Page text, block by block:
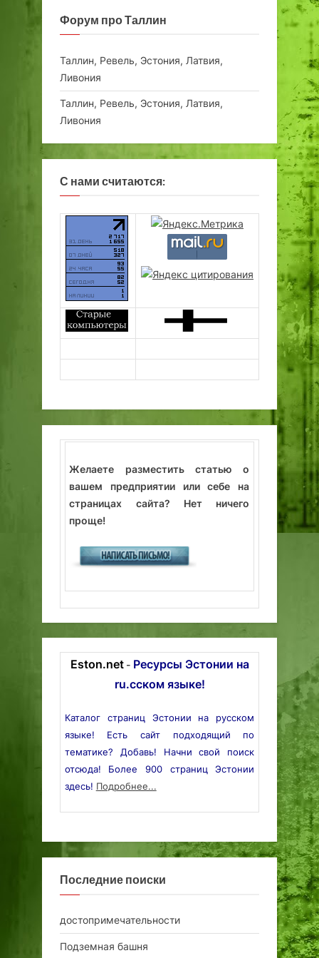
Форум про Таллин
Таллин, Ревель, Эстония, Латвия,
Ливония
Таллин, Ревель, Эстония, Латвия,
Ливония
С нами считаются:
Желаете разместить статью о
вашем предприятии или себе на
страницах сайта? Нет ничего
проще!
Eston.net- Ресурсы Эстонии на
ru.сском языке!
Каталог страниц Эстонии на русском
языке! Есть сайт подходящий по
тематике? Добавь! Начни свой поиск
отсюда! Более 900 страниц Эстонии
здесь! Подробнее...
Последние поиски
достопримечательности
Подземная башня